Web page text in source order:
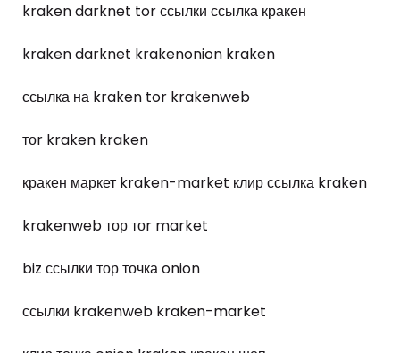
kraken darknet tor ссылки ссылка кракен
kraken darknet krakenonion kraken
ссылка на kraken tor krakenweb
тоr kraken kraken
кракен маркет kraken-market клир ссылка kraken
krakenweb тор тоr market
biz ссылки тор точка onion
ссылки krakenweb kraken-market